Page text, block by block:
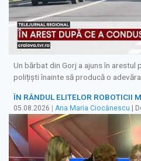
Un bărbat din Gorj a ajuns în
polițiști înainte să producă o
ÎN RÂNDUL ELITELOR ROBOTICII
05.08.2026 Ana Maria Ciocănescu |